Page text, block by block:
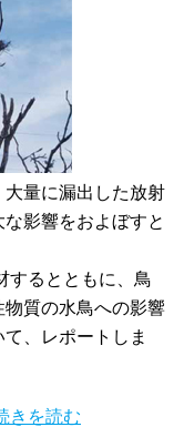
量に漏出した放射
影響をおよぼすと
するとともに、鳥
質の水鳥への影響
、レポートしま
きを読む